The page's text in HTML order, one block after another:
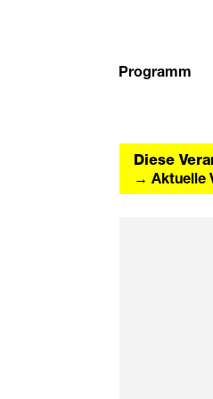
Programm
Diese
→ Aktuelle